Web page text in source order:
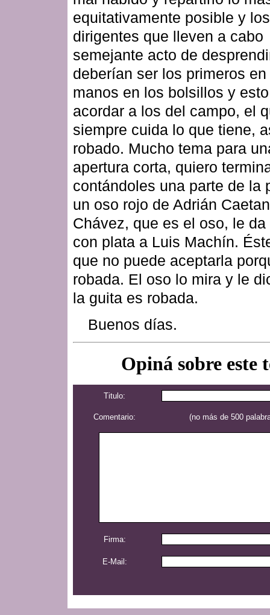
equitativamente posible y los
dirigentes que lleven a cabo
semejante acto de
deberían ser los primeros
manos en los bolsillos y
acordar a los del campo, el
siempre cuida lo que tiene,
robado. Mucho tema para
apertura corta, quiero
contándoles una parte de la
un oso rojo de Adrián
Chávez, que es el oso, le
con plata a Luis Machín.
que no puede aceptarla
robada. El oso lo mira y le
la guita es robada.
Buenos días.
Opiná sobre este
Titulo:
Comentario: (no más de 500
Firma:
E-Mail: